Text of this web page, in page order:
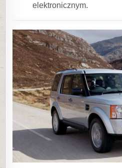
elektronicznym.